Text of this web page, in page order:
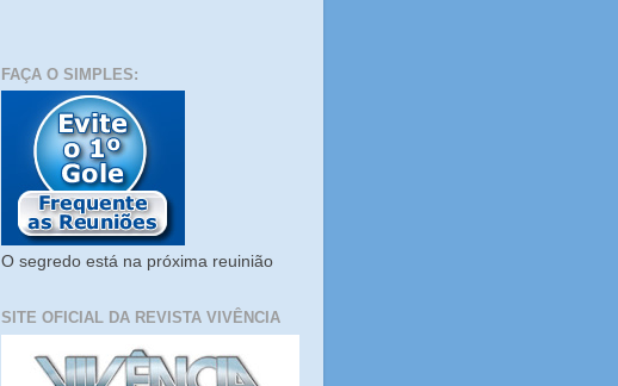
FAÇA O SIMPLES:
O segredo está na próxima reuinião
SITE OFICIAL DA REVISTA VIVÊNCIA